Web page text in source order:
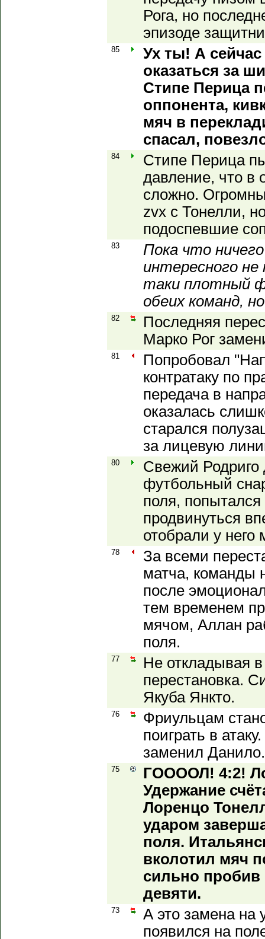
Рога, но
эпизоде
85
Ух ты! А
оказаться за
Стипе Перица
оппонента,
мяч в
спасал,
84
Стипе Перица
давление, что в
сложно.
zvx с Тонелли,
подоспевшие
83
Пока что
интересного не
таки плотный
обеих команд,
82
Последняя
Марко Рог
81
Попробовал
контратаку по
передача в
оказалась
старался
за лицевую
80
Свежий Родриго
футбольный
поля, попытался
продвинуться
отобрали у него
78
За всеми
матча, команды
после
тем временем
мячом, Аллан
поля.
77
Не откладывая
перестановка.
Якуба Янкто.
76
Фриульцам
поиграть в
заменил Данило.
75
ГООООЛ! 4:2!
Удержание
Лоренцо
ударом
поля.
вколотил мяч
сильно пробив
девяти.
73
А это замена на
появился на